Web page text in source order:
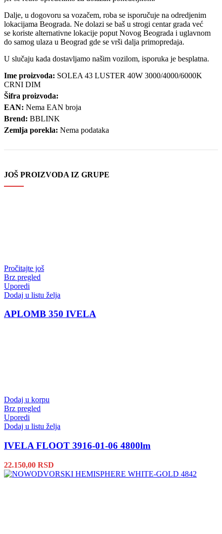
Dalje, u dogovoru sa vozačem, roba se isporučuje na odredjenim
lokacijama Beograda. Ne dolazi se baš u strogi centar grada već
se koriste alternativne lokacije poput Novog Beograda i uglavnom
do samog ulaza u Beograd gde se vrši dalja primopredaja.
U slučaju kada dostavljamo našim vozilom, isporuka je besplatna.
Ime proizvoda: SOLEA 43 LUSTER 40W 3000/4000/6000K
CRNI DIM
Šifra proizvoda:
EAN: Nema EAN broja
Brend: BBLINK
Zemlja porekla: Nema podataka
JOŠ PROIZVODA IZ GRUPE
Pročitajte još
Brz pregled
Uporedi
Dodaj u listu želja
APLOMB 350 IVELA
Dodaj u korpu
Brz pregled
Uporedi
Dodaj u listu želja
IVELA FLOOT 3916-01-06 4800lm
22.150,00 RSD